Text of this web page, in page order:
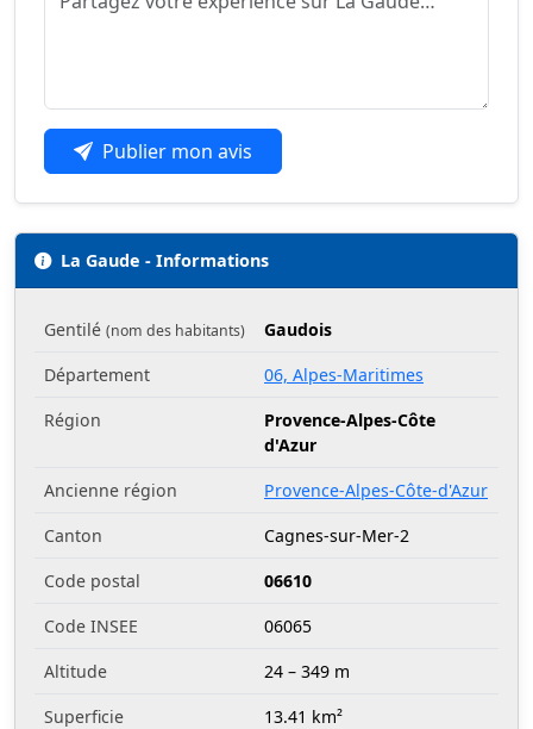
Publier mon avis
La Gaude - Informations
Gentilé (nom des habitants)
Gaudois
Département
06, Alpes-Maritimes
Région
Provence-Alpes-Côte
d'Azur
Ancienne région
Provence-Alpes-Côte-d'Azur
Canton
Cagnes-sur-Mer-2
Code postal
06610
Code INSEE
06065
Altitude
24 – 349 m
Superficie
13.41 km²